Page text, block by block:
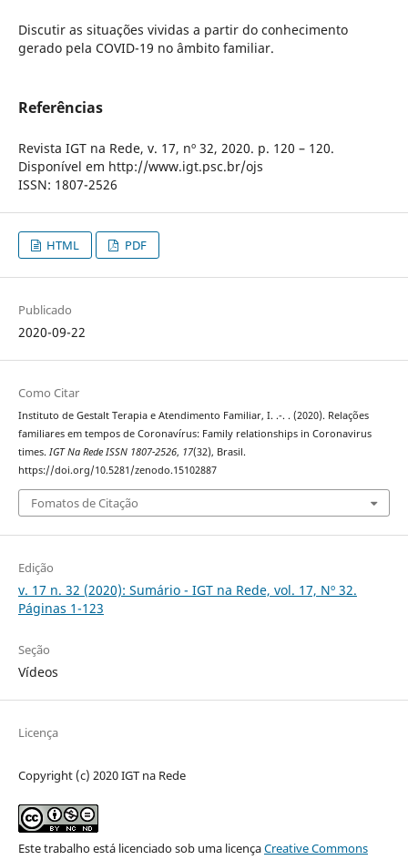
Discutir as situações vividas a partir do conhecimento
gerado pela COVID-19 no âmbito familiar.
Referências
Revista IGT na Rede, v. 17, nº 32, 2020. p. 120 – 120.
Disponível em http://www.igt.psc.br/ojs
ISSN: 1807-2526
HTML PDF
Publicado
2020-09-22
Como Citar
Instituto de Gestalt Terapia e Atendimento Familiar, I. .-. . (2020). Relações
familiares em tempos de Coronavírus: Family relationships in Coronavirus
times. IGT Na Rede ISSN 1807-2526, 17(32), Brasil.
https://doi.org/10.5281/zenodo.15102887
Fomatos de Citação
Edição
v. 17 n. 32 (2020): Sumário - IGT na Rede, vol. 17, Nº 32.
Páginas 1-123
Seção
Vídeos
Licença
Copyright (c) 2020 IGT na Rede
Este trabalho está licenciado sob uma licençaCreative Commons